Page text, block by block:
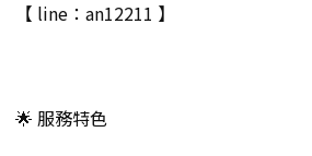
【 line：an12211 】
🌟 服務特色